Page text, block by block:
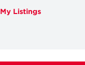
My Listings